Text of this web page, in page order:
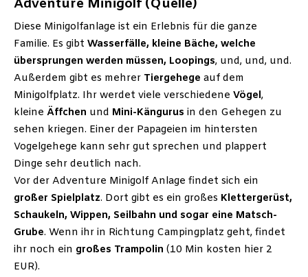
Adventure Minigolf (Quelle)
Diese Minigolfanlage ist ein Erlebnis für die ganze
Familie. Es gibt Wasserfälle, kleine Bäche, welche
übersprungen werden müssen, Loopings, und, und, und.
Außerdem gibt es mehrer Tiergehege auf dem
Minigolfplatz. Ihr werdet viele verschiedene Vögel,
kleine Äffchen und Mini-Kängurus in den Gehegen zu
sehen kriegen. Einer der Papageien im hintersten
Vogelgehege kann sehr gut sprechen und plappert
Dinge sehr deutlich nach.
Vor der Adventure Minigolf Anlage findet sich ein
großer Spielplatz. Dort gibt es ein großes Klettergerüst,
Schaukeln, Wippen, Seilbahn und sogar eine Matsch-
Grube. Wenn ihr in Richtung Campingplatz geht, findet
ihr noch ein großes Trampolin (10 Min kosten hier 2
EUR).